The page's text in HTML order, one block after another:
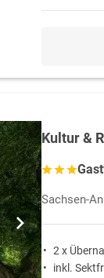
Kultur &
Sachsen-
2 x
inkl.